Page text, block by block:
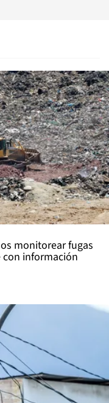
monitorear fugas
información